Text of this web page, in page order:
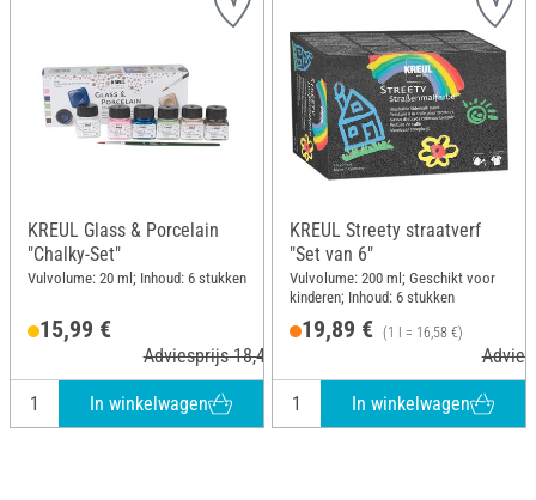
KREUL Glass & Porcelain
"Chalky-Set"
Vulvolume: 20 ml; Inhoud: 6 stukken
15,99 €
Adviesprijs 18,49 €
In winkelwagen
KREUL Streety straatverf
"Set van 6"
Vulvolume: 200 ml; Geschikt voor
kinderen; Inhoud: 6 stukken
19,89 € (1 l = 16,58 €)
In winkelwagen